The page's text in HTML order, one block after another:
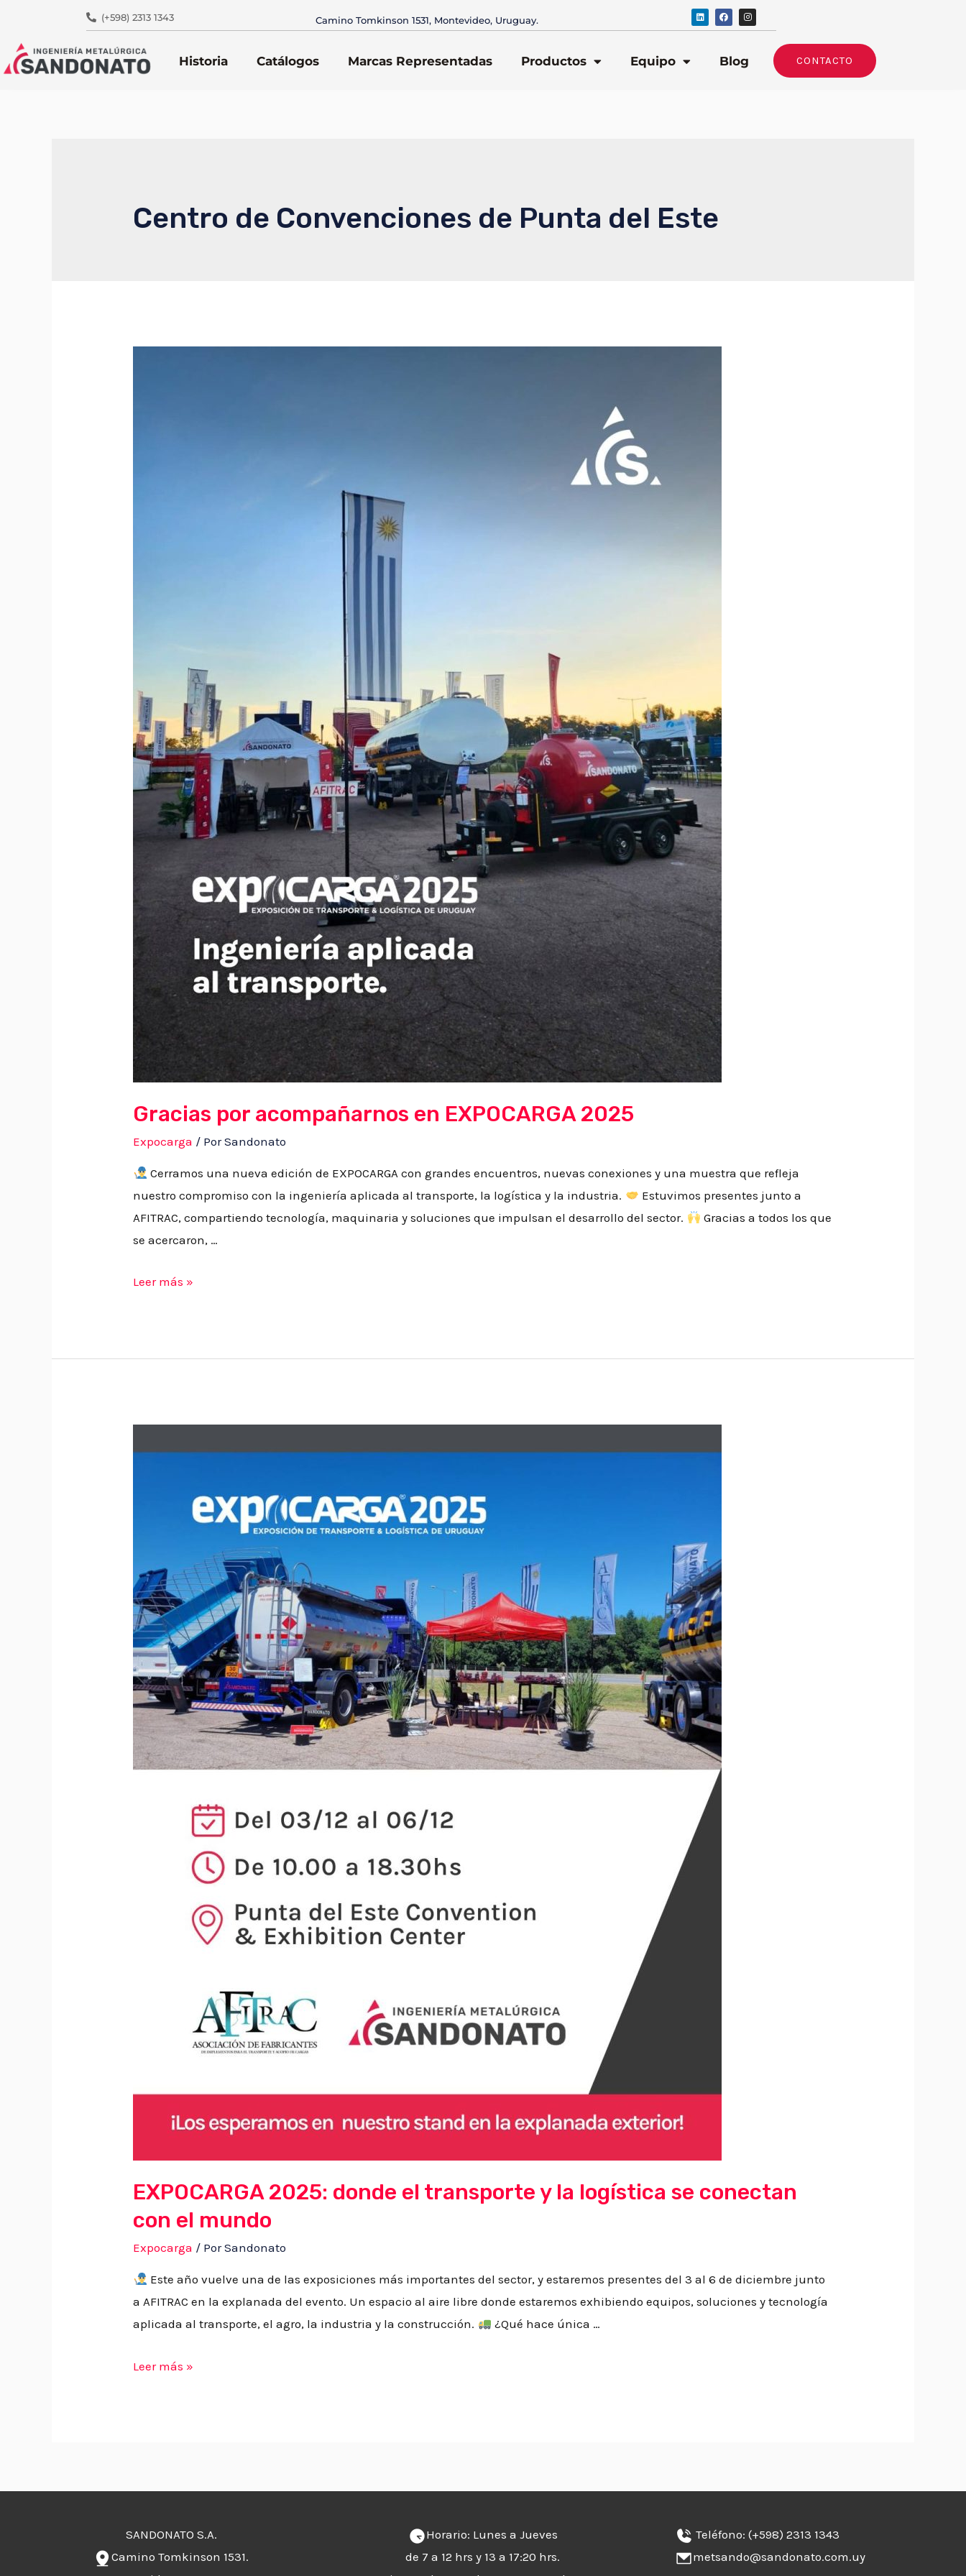
(+598) 2313 1343 Camino Tomkinson 1531, Montevideo, Uruguay.
Historia Catálogos Marcas Representadas Productos Equipo Blog CONTACTO
Centro de Convenciones de Punta del Este
Gracias por acompañarnos en EXPOCARGA 2025
Expocarga / PorSandonato
Cerramos una nueva edición de EXPOCARGA con grandes encuentros, nuevas conexiones y una muestra que refleja
nuestro compromiso con la ingeniería aplicada al transporte, la logística y la industria.
Estuvimos presentes junto a
AFITRAC, compartiendo tecnología, maquinaria y soluciones que impulsan el desarrollo del sector.
Gracias a todos los que
se acercaron, …
Leer más »
EXPOCARGA 2025: donde el transporte y la logística se conectan
con el mundo
Expocarga / PorSandonato
Este año vuelve una de las exposiciones más importantes del sector, y estaremos presentes del 3 al 6 de diciembre junto
a AFITRAC en la explanada del evento. Un espacio al aire libre donde estaremos exhibiendo equipos, soluciones y tecnología
aplicada al transporte, el agro, la industria y la construcción.
¿Qué hace única …
Leer más »
SANDONATO S.A.
Camino Tomkinson 1531.
Horario: Lunes a Jueves
de 7 a 12 hrs y 13 a 17:20 hrs.
Teléfono:(+598) 2313 1343
metsando@sandonato.com.uy